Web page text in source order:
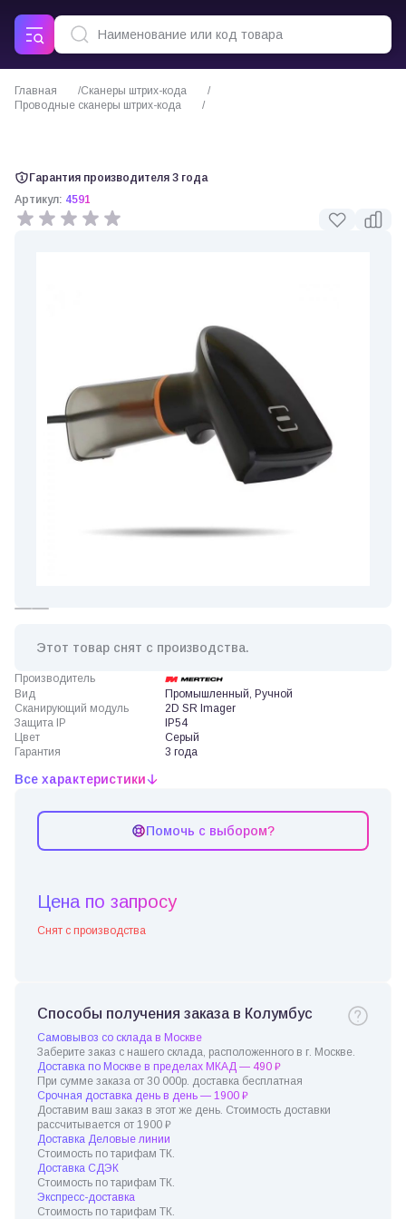
Главная
Сканеры штрих-кода
Проводные сканеры штрих-кода
Гарантия производителя 3 года
Артикул: 4591
Этот товар снят с производства.
Производитель
Вид
Промышленный, Ручной
Сканирующий модуль
2D SR Imager
Защита IP
IP54
Цвет
Серый
Гарантия
3 года
Все характеристики
Помочь с выбором?
Цена по запросу
Снят с производства
Способы получения заказа в Колумбус
Самовывоз со склада в Москве
Заберите заказ с нашего склада, расположенного в г. Москве.
Доставка по Москве в пределах МКАД — 490 ₽
При сумме заказа от 30 000р. доставка бесплатная
Срочная доставка день в день — 1900 ₽
Доставим ваш заказ в этот же день. Стоимость доставки
рассчитывается от 1900 ₽
Доставка Деловые линии
Стоимость по тарифам ТК.
Доставка СДЭК
Стоимость по тарифам ТК.
Экспресс-доставка
Стоимость по тарифам ТК.